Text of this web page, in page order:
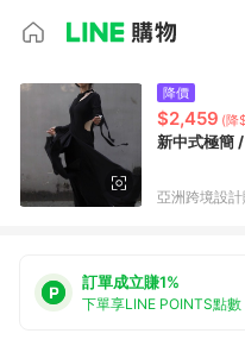
降價
$2,459 (降
新中式極簡
亞洲跨境設
訂單成立賺1%
下單享LINE POINTS點數